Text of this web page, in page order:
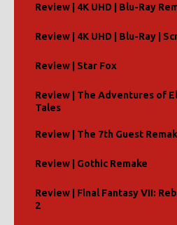
Review | 4K UHD | Blu-Ray
Review | 4K UHD | Blu-Ray |
Review | Star Fox
Review | The Adventures of
Tales
Review | The 7th Guest
Review | Gothic Remake
Review | Final Fantasy VII:
2